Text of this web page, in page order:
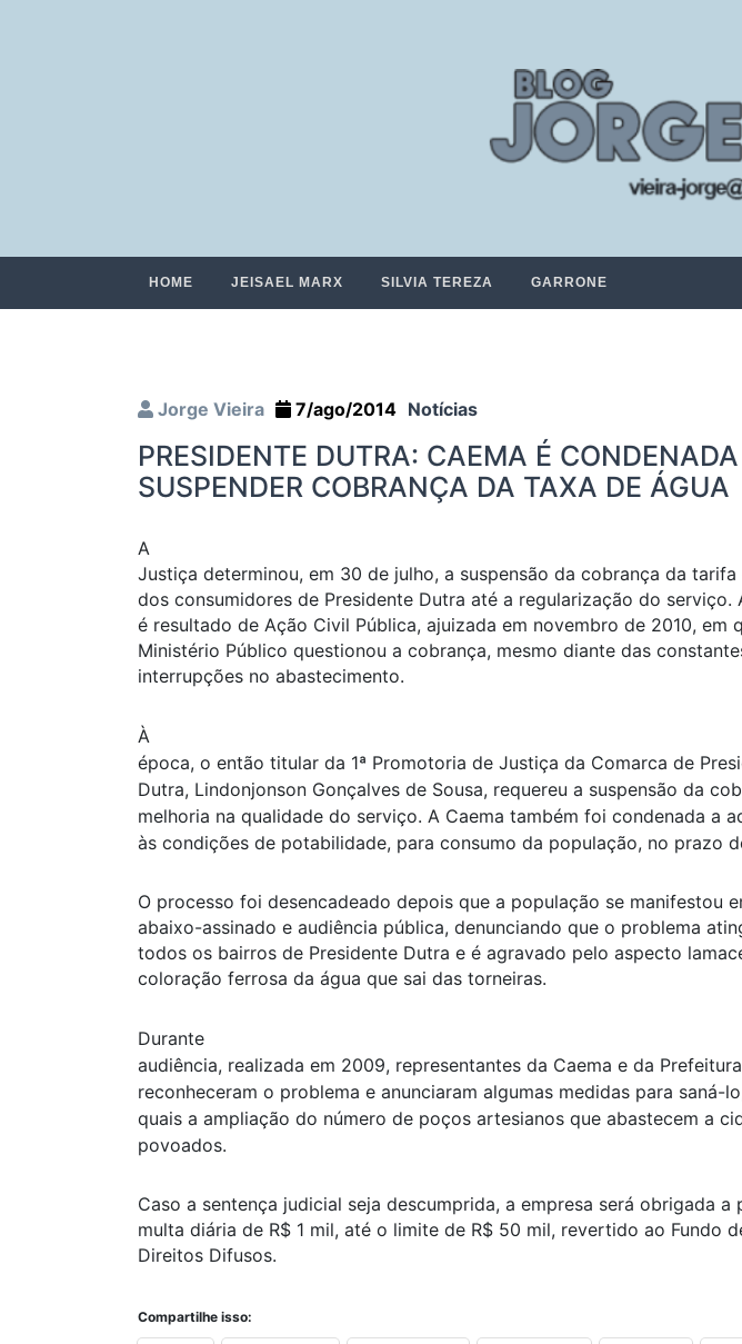
HOME JEISAEL MARX SILVIA TEREZA GARRONE
Jorge Vieira 7/ago/2014 Notícias
PRESIDENTE DUTRA: CAEMA É
SUSPENDER COBRANÇA DA TAXA DE ÁGUA
A
Justiça determinou, em 30 de julho, a suspensão da cobrança da tarifa
dos consumidores de Presidente Dutra até a regularização do serviço.
é resultado de Ação Civil Pública, ajuizada em novembro de 2010, em
Ministério Público questionou a cobrança, mesmo diante das
interrupções no abastecimento.
À
época, o então titular da 1ª Promotoria de Justiça da Comarca de
Dutra, Lindonjonson Gonçalves de Sousa, requereu a suspensão da
melhoria na qualidade do serviço. A Caema também foi condenada a
às condições de potabilidade, para consumo da população, no prazo
O processo foi desencadeado depois que a população se manifestou
abaixo-assinado e audiência pública, denunciando que o problema
todos os bairros de Presidente Dutra e é agravado pelo aspecto
coloração ferrosa da água que sai das torneiras.
Durante
audiência, realizada em 2009, representantes da Caema e da Prefeitura
reconheceram o problema e anunciaram algumas medidas para saná-
quais a ampliação do número de poços artesianos que abastecem a
povoados.
Caso a sentença judicial seja descumprida, a empresa será obrigada a
multa diária de R$ 1 mil, até o limite de R$ 50 mil, revertido ao Fundo
Direitos Difusos.
Compartilhe isso: